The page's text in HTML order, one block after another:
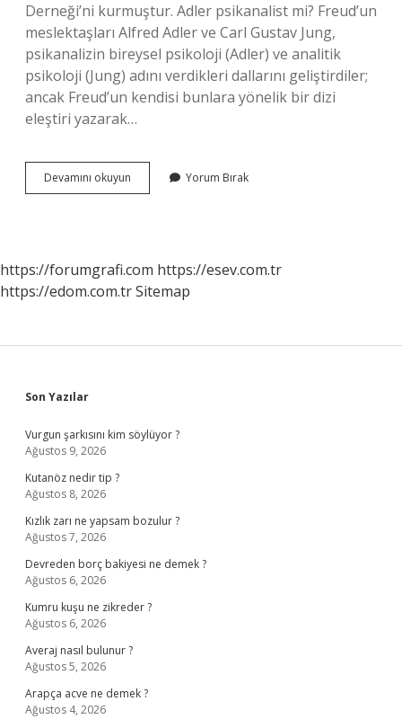
Derneği’ni kurmuştur. Adler psikanalist mi? Freud’un
meslektaşları Alfred Adler ve Carl Gustav Jung,
psikanalizin bireysel psikoloji (Adler) ve analitik
psikoloji (Jung) adını verdikleri dallarını geliştirdiler;
ancak Freud’un kendisi bunlara yönelik bir dizi
eleştiri yazarak…
Devamını okuyun
Hangi
Yorum Bırak
https://forumgrafi.com https://esev.com.tr
https://edom.com.trSitemap
Sidebar
Son Yazılar
Vurgun şarkısını kim söylüyor ?
Ağustos 9, 2026
Kutanöz nedir tip ?
Ağustos 8, 2026
Kızlık zarı ne yapsam bozulur ?
Ağustos 7, 2026
Devreden borç bakiyesi ne demek ?
Ağustos 6, 2026
Kumru kuşu ne zikreder ?
Ağustos 6, 2026
Averaj nasıl bulunur ?
Ağustos 5, 2026
Arapça acve ne demek ?
Ağustos 4, 2026